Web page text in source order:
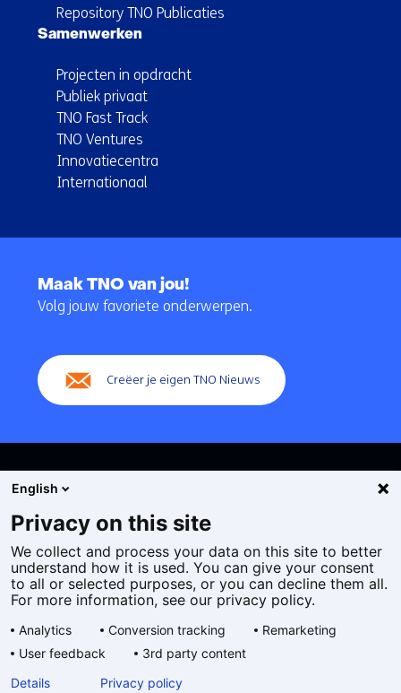
Repository TNO Publicaties
Samenwerken
Projecten in opdracht
Publiek privaat
TNO Fast Track
TNO Ventures
Innovatiecentra
Internationaal
navigatie
Maak TNO van jou!
Volg jouw favoriete onderwerpen.
Creëer je eigen TNO Nieuws
Cookies
Privacy statement
Toegankelijkheid
Algemene voorwaarden
taal:
English
Privacy on this site
We collect and process your data on this site to better
understand how it is used. You can give your consent
to all or selected purposes, or you can decline them all.
For more information, see our privacy policy.
Analytics Conversion tracking
Remarketing
User feedback
3rd party content
Details
Privacy policy